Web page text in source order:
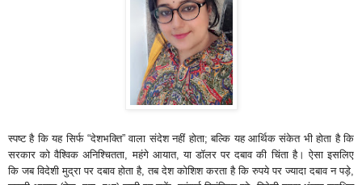
स्पष्ट है कि यह सिर्फ “देशभक्ति” वाला संदेश नहीं होता; बल्कि यह आर्थिक संकेत भी होता है कि
सरकार को वैश्विक अनिश्चितता, महंगे आयात, या डॉलर पर दबाव की चिंता है। ऐसा इसलिए
कि जब विदेशी मुद्रा पर दबाव होता है, तब देश कोशिश करता है कि रुपये पर ज्यादा दबाव न पड़े,